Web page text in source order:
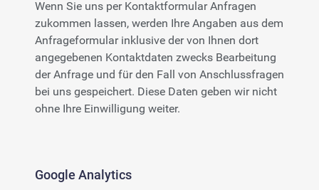
Wenn Sie uns per Kontaktformular Anfragen
zukommen lassen, werden Ihre Angaben aus dem
Anfrageformular inklusive der von Ihnen dort
angegebenen Kontaktdaten zwecks Bearbeitung
der Anfrage und für den Fall von Anschlussfragen
bei uns gespeichert. Diese Daten geben wir nicht
ohne Ihre Einwilligung weiter.
Google Analytics